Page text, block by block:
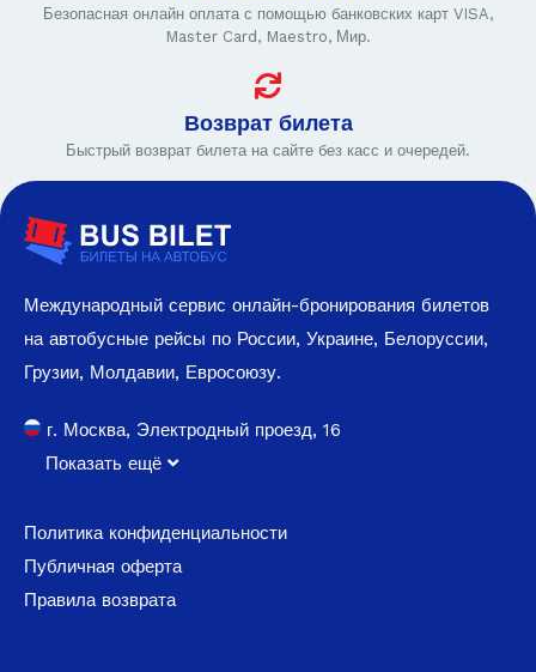
Безопасная онлайн оплата с помощью банковских карт VISA,
Master Card, Maestro, Мир.
Возврат билета
Быстрый возврат билета на сайте без касс и очередей.
Международный сервис онлайн-бронирования билетов
на автобусные рейсы по России, Украине, Белоруссии,
Грузии, Молдавии, Евросоюзу.
г. Москва, Электродный проезд, 16
Показать ещё
Политика конфиденциальности
Публичная оферта
Правила возврата